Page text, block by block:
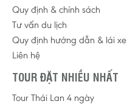
Quy định & chính sách
Tư vấn du lịch
Quy định hướng dẫn & lái xe
Liên hệ
TOUR ĐẶT NHIỀU NHẤT
Tour Thái Lan 4 ngày